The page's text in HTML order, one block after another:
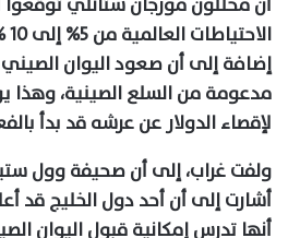
إضافة إلى أن صعود اليوان الصيني
مدعومة من السلع الصينية، وهذا
لإقصاء الدولار عن عرشه قد بدأ
ولفت غراب، إلى أن صحيفة وول
أشارت إلى أن أحد دول الخليج قد
أنها تدرس إمكانية قبول اليوان